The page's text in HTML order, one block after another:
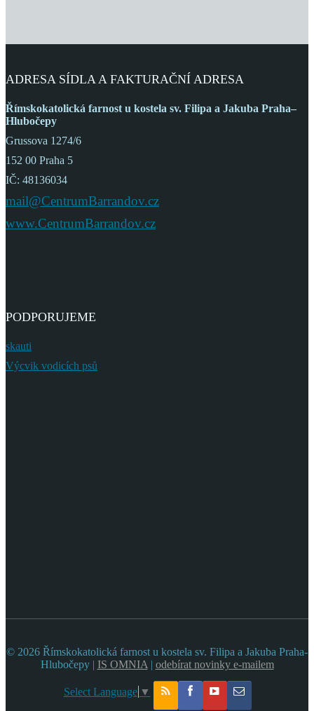
ADRESA SÍDLA A FAKTURAČNÍ ADRESA
Římskokatolická farnost u kostela sv. Filipa a Jakuba Praha–
Hlubočepy
Grussova 1274/6
152 00 Praha 5
IČ: 48136034
mail@CentrumBarrandov.cz
www.CentrumBarrandov.cz
PODPORUJEME
skauti
Výcvik vodicích psů
© 2026 Římskokatolická farnost u kostela sv. Filipa a Jakuba Praha-
Hlubočepy | IS OMNIA | odebírat novinky e-mailem
Select Language ▼